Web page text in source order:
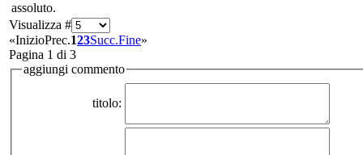
assoluto.
Visualizza #
«InizioPrec.123Succ.Fine»
Pagina 1 di 3
aggiungi commento
titolo: